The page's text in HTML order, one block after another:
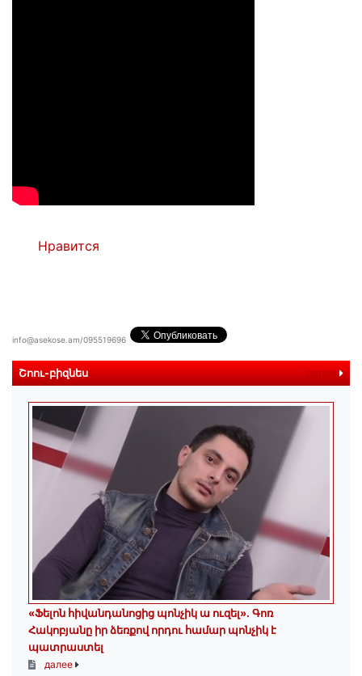
Нравится
info@asekose.am/095519696
Շոու-բիզնես далее
«Ֆելոն հիվանդանոցից պոնչիկ ա ուզել». Գոռ
Հակոբյանը իր ձեռքով որդու համար պոնչիկ է
պատրաստել
далее